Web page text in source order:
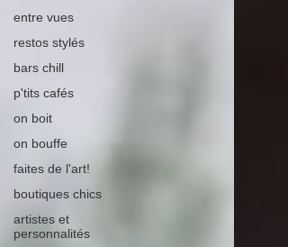
entre vues
restos stylés
bars chill
p'tits cafés
on boit
on bouffe
faites de l'art!
boutiques chics
artistes et
personnalités